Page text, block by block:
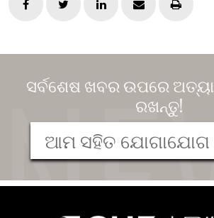
ସର୍ବଶେଷ ଖବର ଉପରେ
ରଖନ୍ତୁ!
ଆମ ସହିତ ଯୋଗାଯୋଗ